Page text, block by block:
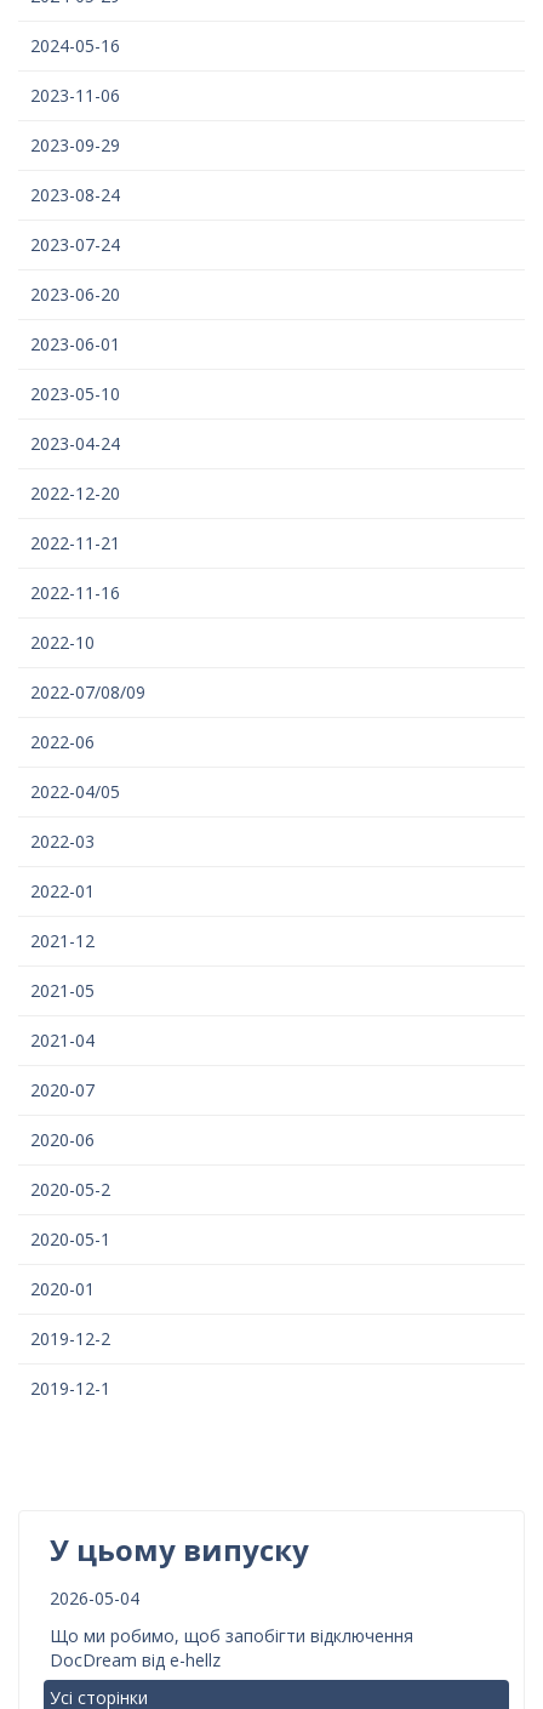
2024-05-16
2023-11-06
2023-09-29
2023-08-24
2023-07-24
2023-06-20
2023-06-01
2023-05-10
2023-04-24
2022-12-20
2022-11-21
2022-11-16
2022-10
2022-07/08/09
2022-06
2022-04/05
2022-03
2022-01
2021-12
2021-05
2021-04
2020-07
2020-06
2020-05-2
2020-05-1
2020-01
2019-12-2
2019-12-1
У цьому випуску
2026-05-04
Що ми робимо, щоб запобігти відключення
DocDream від e-hellz
Усі сторінки